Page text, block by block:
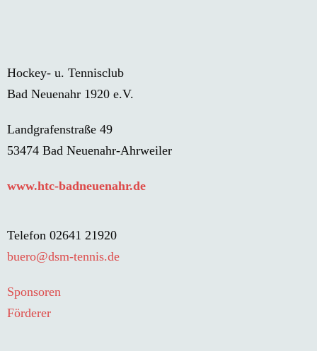
Hockey- u. Tennisclub
Bad Neuenahr 1920 e.V.
Landgrafenstraße 49
53474 Bad Neuenahr-Ahrweiler
www.htc-badneuenahr.de
Telefon 02641 21920
buero@dsm-tennis.de
Sponsoren
Förderer